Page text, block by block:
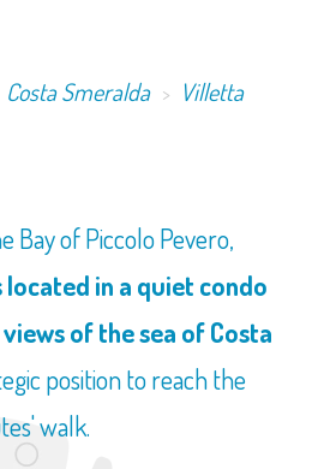
Costa Smeralda Villetta
Bay of Piccolo Pevero,
in a quiet condo
of the sea of Costa
position to reach the
walk.